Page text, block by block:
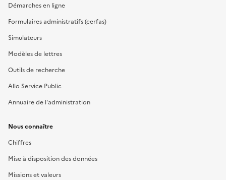
Démarches en ligne
Formulaires administratifs (cerfas)
Simulateurs
Modèles de lettres
Outils de recherche
Allo Service Public
Annuaire de l'administration
Nous connaître
Chiffres
Mise à disposition des données
Missions et valeurs